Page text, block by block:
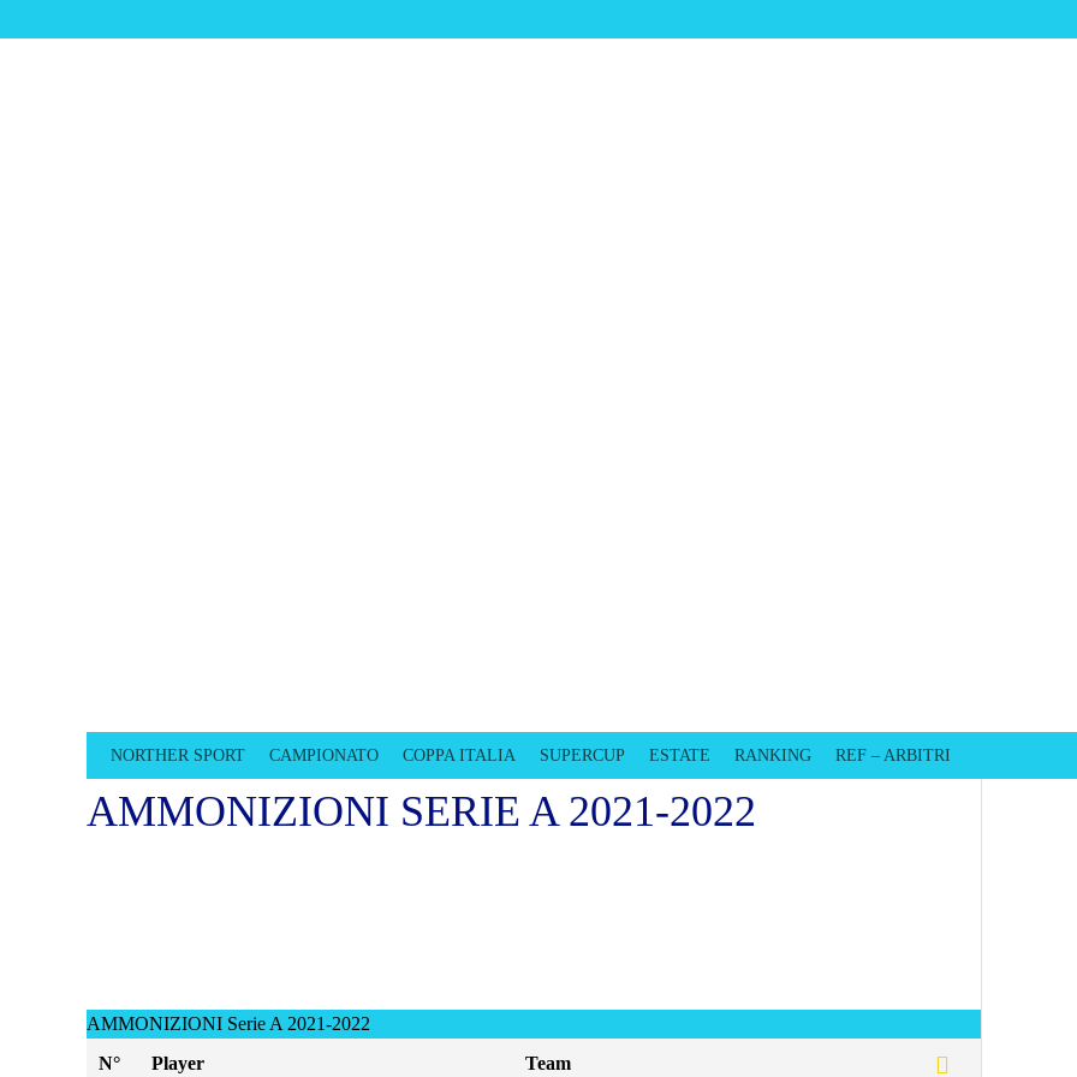
NORTHER SPORT CAMPIONATO COPPA ITALIA SUPERCUP ESTATE RANKING REF – ARBITRI
AMMONIZIONI SERIE A 2021-2022
AMMONIZIONI Serie A 2021-2022
N°
Player Team